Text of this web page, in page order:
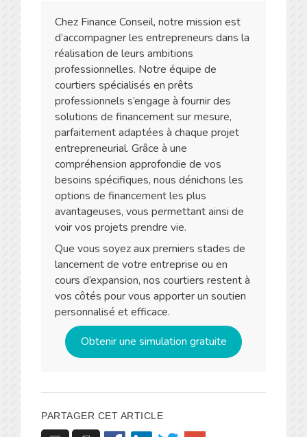
Chez Finance Conseil, notre mission est
d’accompagner les entrepreneurs dans la
réalisation de leurs ambitions
professionnelles. Notre équipe de
courtiers spécialisés en prêts
professionnels s’engage à fournir des
solutions de financement sur mesure,
parfaitement adaptées à chaque projet
entrepreneurial. Grâce à une
compréhension approfondie de vos
besoins spécifiques, nous dénichons les
options de financement les plus
avantageuses, vous permettant ainsi de
voir vos projets prendre vie.
Que vous soyez aux premiers stades de
lancement de votre entreprise ou en
cours d’expansion, nos courtiers restent à
vos côtés pour vous apporter un soutien
personnalisé et efficace.
Obtenir une simulation gratuite
PARTAGER CET ARTICLE